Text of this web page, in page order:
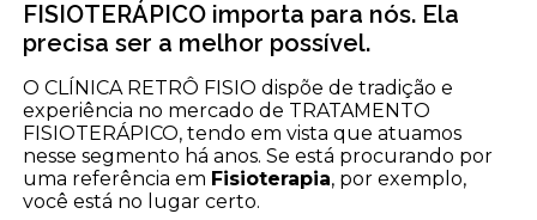
FISIOTERÁPICO importa para nós. Ela
precisa ser a melhor possível.
O CLÍNICA RETRÔ FISIO dispõe de tradição e
experiência no mercado de TRATAMENTO
FISIOTERÁPICO, tendo em vista que atuamos
nesse segmento há anos. Se está procurando por
uma referência em Fisioterapia, por exemplo,
você está no lugar certo.